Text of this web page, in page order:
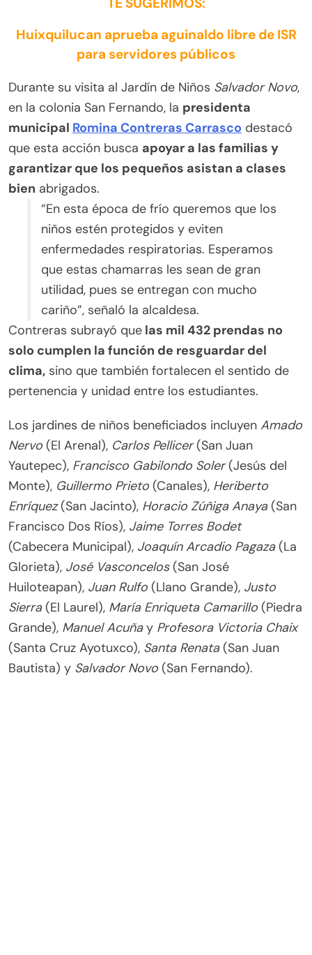
Huixquilucan aprueba aguinaldo libre de ISR
para servidores públicos
Durante su visita al Jardín de Niños Salvador Novo,
en la colonia San Fernando, la presidenta
municipal Romina Contreras Carrasco destacó
que esta acción busca apoyar a las familias y
garantizar que los pequeños asistan a clases
bien abrigados.
“En esta época de frío queremos que los
niños estén protegidos y eviten
enfermedades respiratorias. Esperamos
que estas chamarras les sean de gran
utilidad, pues se entregan con mucho
cariño”, señaló la alcaldesa.
Contreras subrayó que las mil 432 prendas no
solo cumplen la función de resguardar del
clima, sino que también fortalecen el sentido de
pertenencia y unidad entre los estudiantes.
Los jardines de niños beneficiados incluyen Amado
Nervo (El Arenal), Carlos Pellicer(San Juan
Yautepec), Francisco Gabilondo Soler(Jesús del
Monte), Guillermo Prieto (Canales), Heriberto
Enríquez(San Jacinto), Horacio Zúñiga Anaya(San
Francisco Dos Ríos), Jaime Torres Bodet
(Cabecera Municipal), Joaquín Arcadio Pagaza(La
Glorieta), José Vasconcelos(San José
Huiloteapan), Juan Rulfo (Llano Grande), Justo
Sierra(El Laurel), María Enriqueta Camarillo (Piedra
Grande), Manuel Acuñay Profesora Victoria Chaix
(Santa Cruz Ayotuxco), Santa Renata(San Juan
Bautista) y Salvador Novo (San Fernando).